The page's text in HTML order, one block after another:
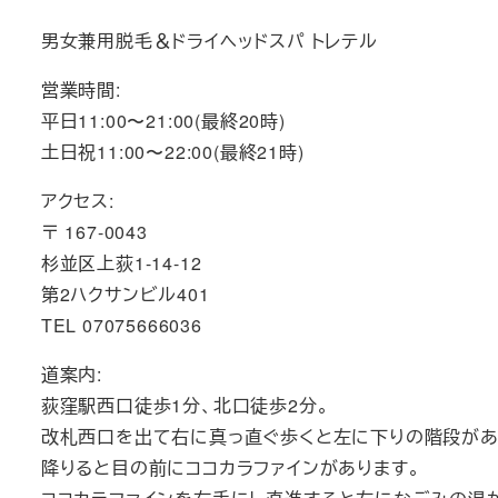
男女兼用脱毛＆ドライヘッドスパ トレテル
営業時間:
平日11:00〜21:00(最終20時)
土日祝11:00〜22:00(最終21時)
アクセス:
〒 167-0043
杉並区上荻1-14-12
第2ハクサンビル401
TEL 07075666036
道案内:
荻窪駅西口徒歩1分、北口徒歩2分。
改札西口を出て右に真っ直ぐ歩くと左に下りの階段があ
降りると目の前にココカラファインがあります。